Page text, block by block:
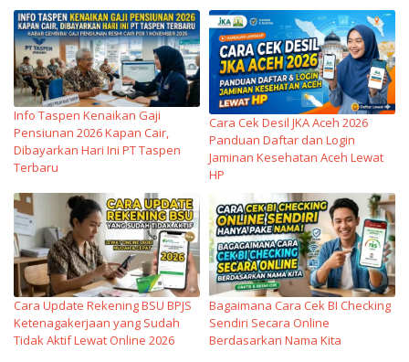
Info Taspen Kenaikan Gaji
Pensiunan 2026 Kapan Cair,
Dibayarkan Hari Ini PT Taspen
Terbaru
Cara Cek Desil JKA Aceh 2026
Panduan Daftar dan Login
Jaminan Kesehatan Aceh Lewat
HP
Cara Update Rekening BSU BPJS
Ketenagakerjaan yang Sudah
Tidak Aktif Lewat Online 2026
Bagaimana Cara Cek BI Checking
Sendiri Secara Online
Berdasarkan Nama Kita